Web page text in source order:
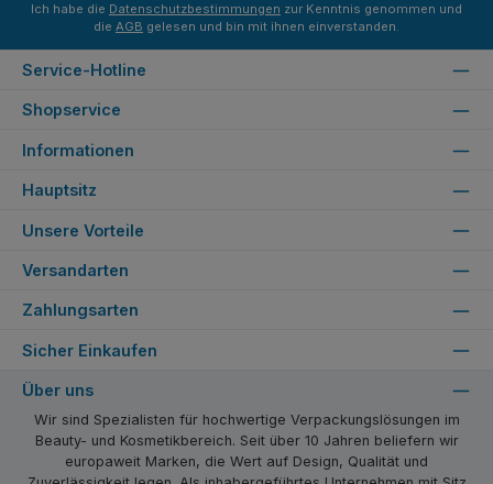
Ich habe die Datenschutzbestimmungen zur Kenntnis genommen und
die AGB gelesen und bin mit ihnen einverstanden.
Service-Hotline
Shopservice
Informationen
Unsere Vorteile
Versandarten
Zahlungsarten
Hauptsitz
Sicher Einkaufen
Über uns
Wir sind Spezialisten für hochwertige Verpackungslösungen im
Beauty- und Kosmetikbereich. Seit über 10 Jahren beliefern wir
europaweit Marken, die Wert auf Design, Qualität und